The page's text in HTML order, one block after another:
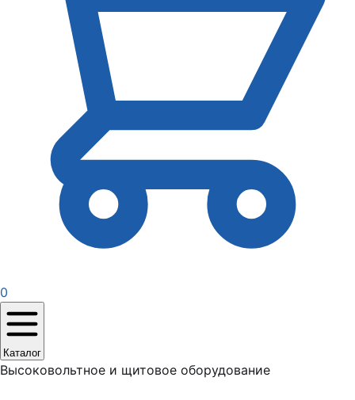
0
Каталог
Высоковольтное и щитовое оборудование